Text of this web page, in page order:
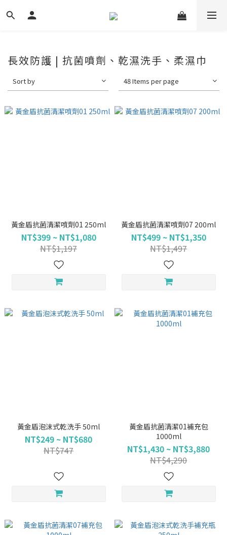
長效防護 | 抗菌噴劑、乾濕洗手、柔濕巾
Sort by 48 Items per page
黃金盾抗菌清潔噴劑01 250ml
NT$399 ~ NT$1,080
NT$1,197
黃金盾抗菌清潔噴劑07 200ml
NT$499 ~ NT$1,350
NT$1,497
黃金盾泡沫式乾洗手 50ml
NT$249 ~ NT$680
NT$747
黃金盾抗菌清潔01補充包
1000ml
NT$1,430 ~ NT$3,880
NT$4,290